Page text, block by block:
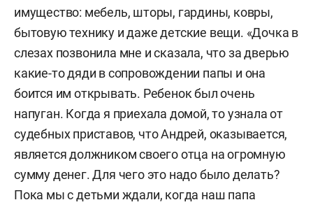
имущество: мебель, шторы, гардины, ковры,
бытовую технику и даже детские вещи. «Дочка в
слезах позвонила мне и сказала, что за дверью
какие-то дяди в сопровождении папы и она
боится им открывать. Ребенок был очень
напуган. Когда я приехала домой, то узнала от
судебных приставов, что Андрей, оказывается,
является должником своего отца на огромную
сумму денег. Для чего это надо было делать?
Пока мы с детьми ждали, когда наш папа